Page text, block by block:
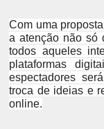
Com uma
a atenção não só
todos aqueles
plataformas
espectadores
troca de ideias e
online.